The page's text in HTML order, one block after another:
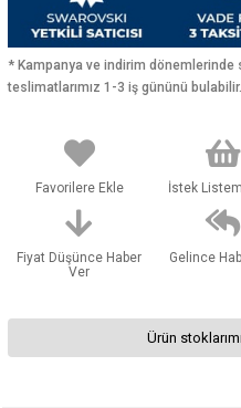
* Kampanya ve indirim dönemlerinde
teslimatlarımız 1-3 iş gününü bulabilir.
Favorilere Ekle İstek
Fiyat Düşünce Haber
Ver
Gelince
Ürün